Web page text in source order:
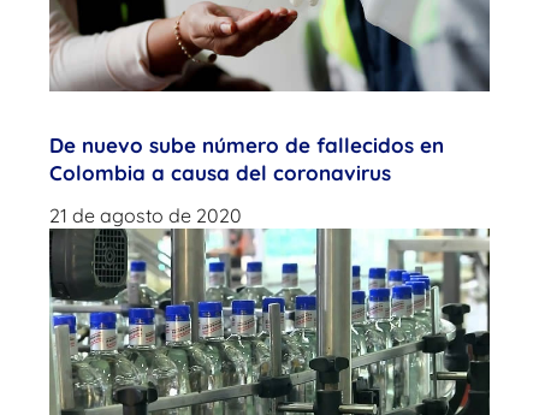
De nuevo sube número de fallecidos en
Colombia a causa del coronavirus
21 de agosto de 2020